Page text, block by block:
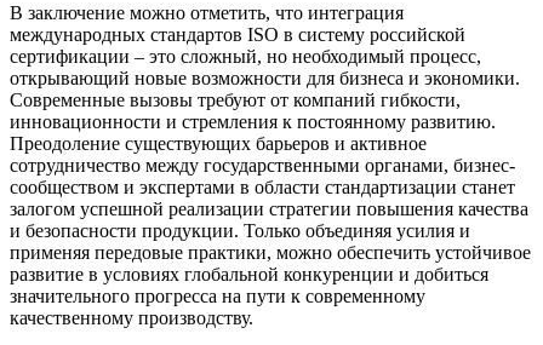
В заключение можно отметить, что интеграция
международных стандартов ISO в систему российской
сертификации – это сложный, но необходимый процесс,
открывающий новые возможности для бизнеса и экономики.
Современные вызовы требуют от компаний гибкости,
инновационности и стремления к постоянному развитию.
Преодоление существующих барьеров и активное
сотрудничество между государственными органами, бизнес-
сообществом и экспертами в области стандартизации станет
залогом успешной реализации стратегии повышения качества
и безопасности продукции. Только объединяя усилия и
применяя передовые практики, можно обеспечить устойчивое
развитие в условиях глобальной конкуренции и добиться
значительного прогресса на пути к современному
качественному производству.